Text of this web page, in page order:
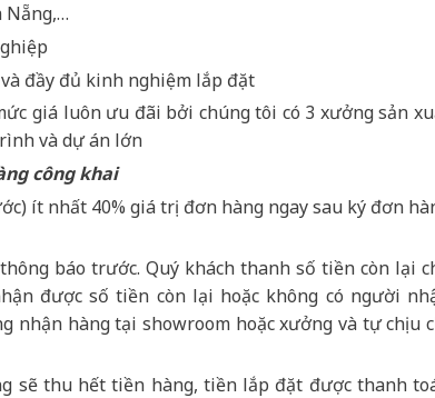
Nẵng,…
đầy đủ kinh nghiệm lắp đặt
giá luôn ưu đãi bởi chúng tôi có 3 xưởng sản
và dự án lớn
công khai
ít nhất 40% giá trị đơn hàng ngay sau ký đơn
báo trước. Quý khách thanh số tiền còn lại
được số tiền còn lại hoặc không có người
nhận hàng tại showroom hoặc xưởng và tự chịu
sẽ thu hết tiền hàng, tiền lắp đặt được thanh